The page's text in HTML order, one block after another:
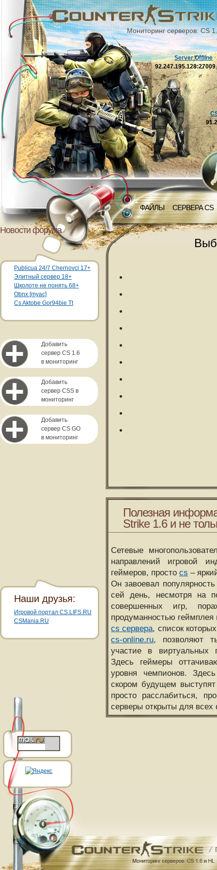
Мониторинг серверов: CS
ФАЙЛЫ СЕРВЕРА CS
Server Offline
92.247.195.128:27009
Новости форума
Publicua 24/7 Chernovci 17+
Элитный сервер 18+
Школоте не понять 68+
Obnx [myac]
Cs Aktobe Gor94bie Tt
Добавить
сервер CS 1.6
в мониторинг
Добавить
сервер CSS в
мониторинг
Добавить
сервер CS GO
в мониторинг
Полезная
Strike 1.6 и не
Сетевые
направлений игровой
геймеров, простоcs –
Он завоевал
сей день, несмотря на
совершенных игр,
продуманностью
cs сервера, список
cs-online.ru, позволяют
участие в виртуальных
Здесь геймеры
уровня чемпионов.
скором будущем
просто расслабиться,
серверы открыты для всех
Наши друзья:
Игровой портал CS.LIFS.RU
CSMania.RU